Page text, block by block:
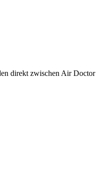
direkt zwischen Air Doctor